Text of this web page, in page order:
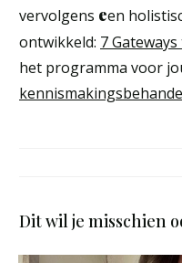
vervolgens een
ontwikkeld: 7
het programma voor
Dit wil je misschien